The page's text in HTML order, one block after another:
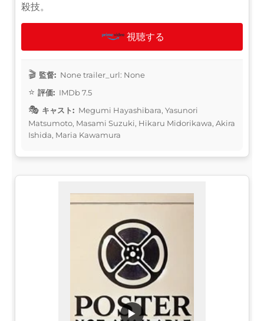
殺技。
視聴する
監督: None trailer_url: None
評価: IMDb 7.5
キャスト: Megumi Hayashibara, Yasunori
Matsumoto, Masami Suzuki, Hikaru Midorikawa, Akira
Ishida, Maria Kawamura
▶